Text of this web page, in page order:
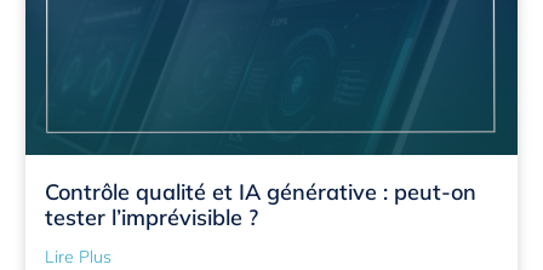
Contrôle qualité et IA générative : peut-on
tester l’imprévisible ?
Lire Plus